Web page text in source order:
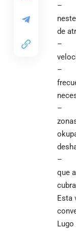
–
de
–
–
–
–
que
Esta